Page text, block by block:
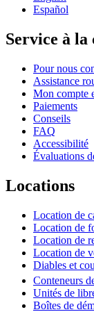
Español
Service à la
Pour nous
Assistance
Mon compte
Paiements
Conseils
FAQ
Accessibilité
Évaluations
Locations
Location de
Location de
Location de
Location de
Diables et
Conteneurs
Unités de
Boîtes de